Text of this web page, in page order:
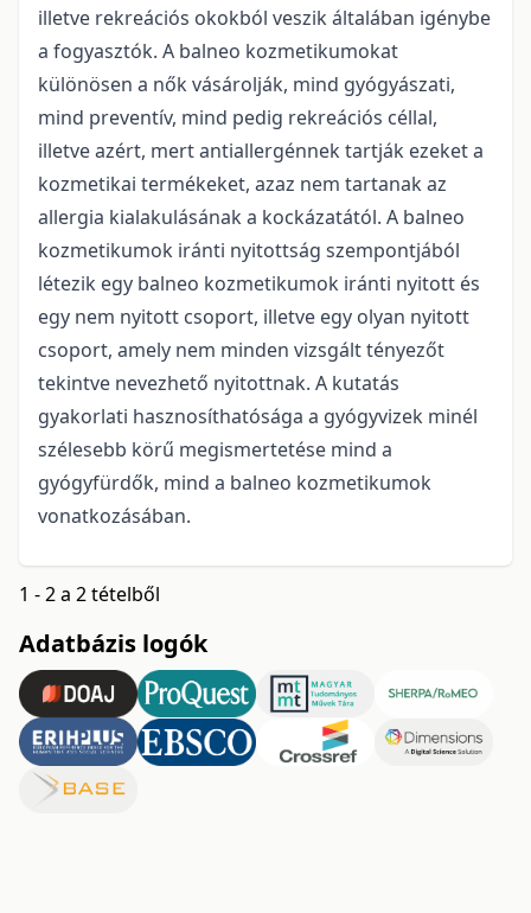
illetve rekreációs okokból veszik általában igénybe
a fogyasztók. A balneo kozmetikumokat
különösen a nők vásárolják, mind gyógyászati,
mind preventív, mind pedig rekreációs céllal,
illetve azért, mert antiallergénnek tartják ezeket a
kozmetikai termékeket, azaz nem tartanak az
allergia kialakulásának a kockázatától. A balneo
kozmetikumok iránti nyitottság szempontjából
létezik egy balneo kozmetikumok iránti nyitott és
egy nem nyitott csoport, illetve egy olyan nyitott
csoport, amely nem minden vizsgált tényezőt
tekintve nevezhető nyitottnak. A kutatás
gyakorlati hasznosíthatósága a gyógyvizek minél
szélesebb körű megismertetése mind a
gyógyfürdők, mind a balneo kozmetikumok
vonatkozásában.
1 - 2 a 2 tételből
Adatbázis logók